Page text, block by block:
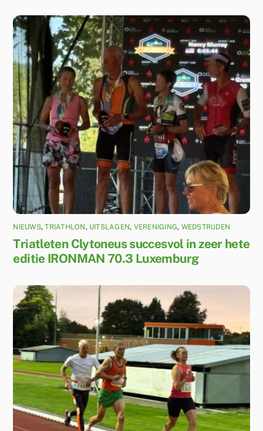
NIEUWS,TRIATHLON, UITSLAGEN, VERENIGING, WEDSTRIJDEN
Triatleten Clytoneus succesvol in zeer hete
editie IRONMAN 70.3 Luxemburg